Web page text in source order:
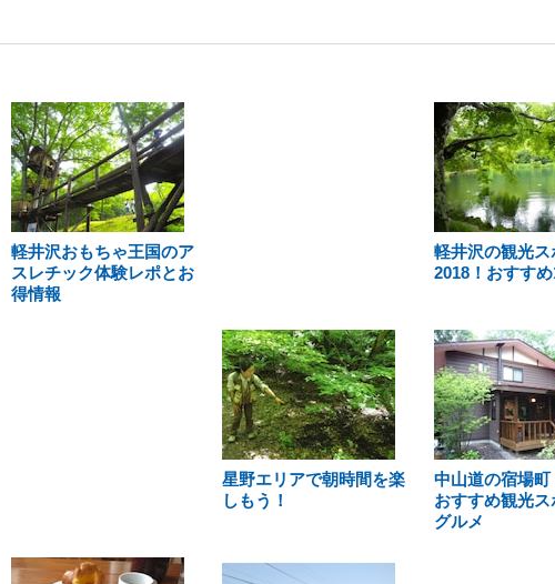
軽井沢おもちゃ王国のア
スレチック体験レポとお
得情報
軽井沢の観光ス
2018！おすす
星野エリアで朝時間を楽
しもう！
中山道の宿場町
おすすめ観光ス
グルメ